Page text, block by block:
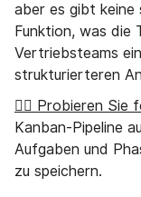
aber es gibt keine
Funktion, was die
Vertriebsteams
strukturierteren
👉🏼 Probieren Sie
Kanban-Pipeline
Aufgaben und
zu speichern.